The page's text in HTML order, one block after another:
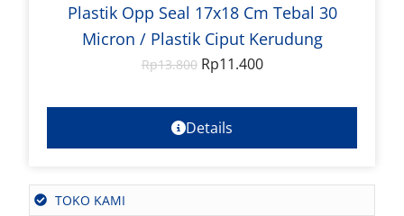
Plastik Opp Seal 17x18 Cm Tebal 30
Micron / Plastik Ciput Kerudung
Rp13.800 Rp11.400
Details
TOKO KAMI